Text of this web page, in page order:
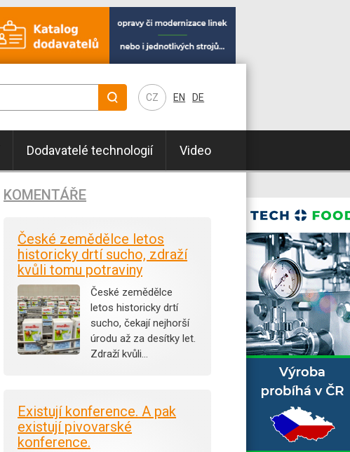
CZ EN DE
Dodavatelé technologií Video
KOMENTÁŘE
České zemědělce letos
historicky drtí sucho, zdraží
kvůli tomu potraviny
České zemědělce
letos historicky drtí
sucho, čekají nejhorší
úrodu až za desítky let.
Zdraží kvůli…
Existují konference. A pak
existují pivovarské
konference.